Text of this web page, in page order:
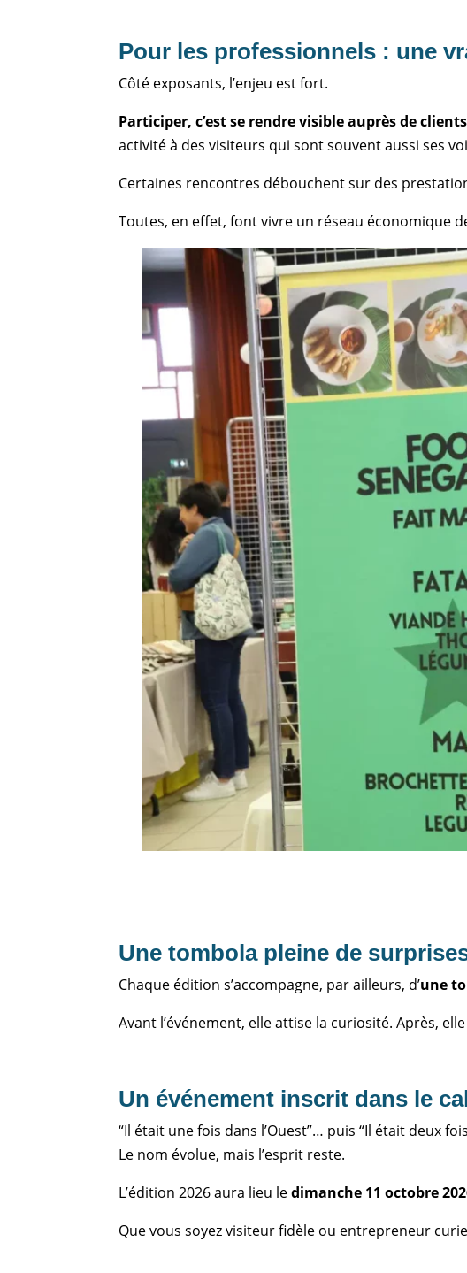
Pour les professionnels : une
Côté exposants, l’enjeu est fort.
Participer, c’est se rendre visible auprès de
activité à des visiteurs qui sont souvent aussi ses
Certaines rencontres débouchent sur des
Toutes, en effet, font vivre un réseau économique
Une tombola pleine de
Chaque édition s’accompagne, par ailleurs, d’une
Avant l’événement, elle attise la curiosité. Après,
Un événement inscrit dans le
“Il était une fois dans l’Ouest”… puis “Il était deux
Le nom évolue, mais l’esprit reste.
L’édition 2026 aura lieu ledimanche 11 octobre
Que vous soyez visiteur fidèle ou entrepreneur